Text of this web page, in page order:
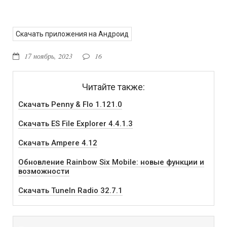
Скачать приложения на Андроид
17 ноябрь, 2023 16
Читайте также:
Скачать Penny & Flo 1.121.0
Скачать ES File Explorer 4.4.1.3
Скачать Ampere 4.12
Обновление Rainbow Six Mobile: новые функции и
возможности
Скачать TuneIn Radio 32.7.1